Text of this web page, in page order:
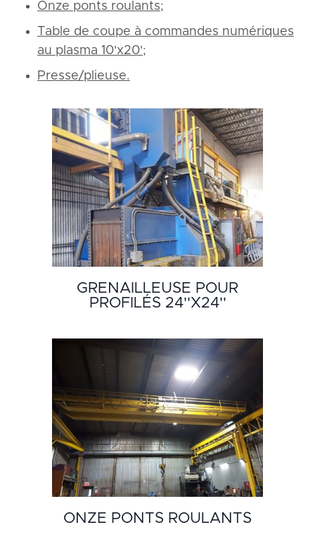
Onze ponts roulants;
Table de coupe à commandes numériques
au plasma 10'x20';
Presse/plieuse.
GRENAILLEUSE POUR
PROFILÉS 24''X24''
ONZE PONTS ROULANTS